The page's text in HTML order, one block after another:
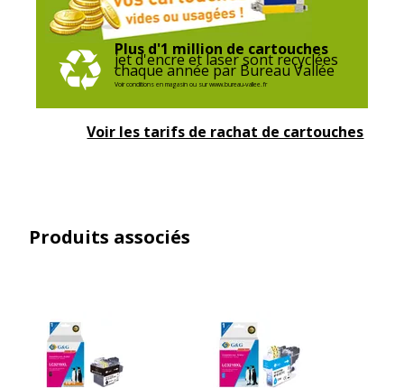
Plus d'1 million de cartouches
jet d'encre et laser sont recyclées
chaque année par Bureau Vallée
Voir conditions en magasin ou sur www.bureau-vallee.fr
Voir les tarifs de rachat de cartouches
Produits associés